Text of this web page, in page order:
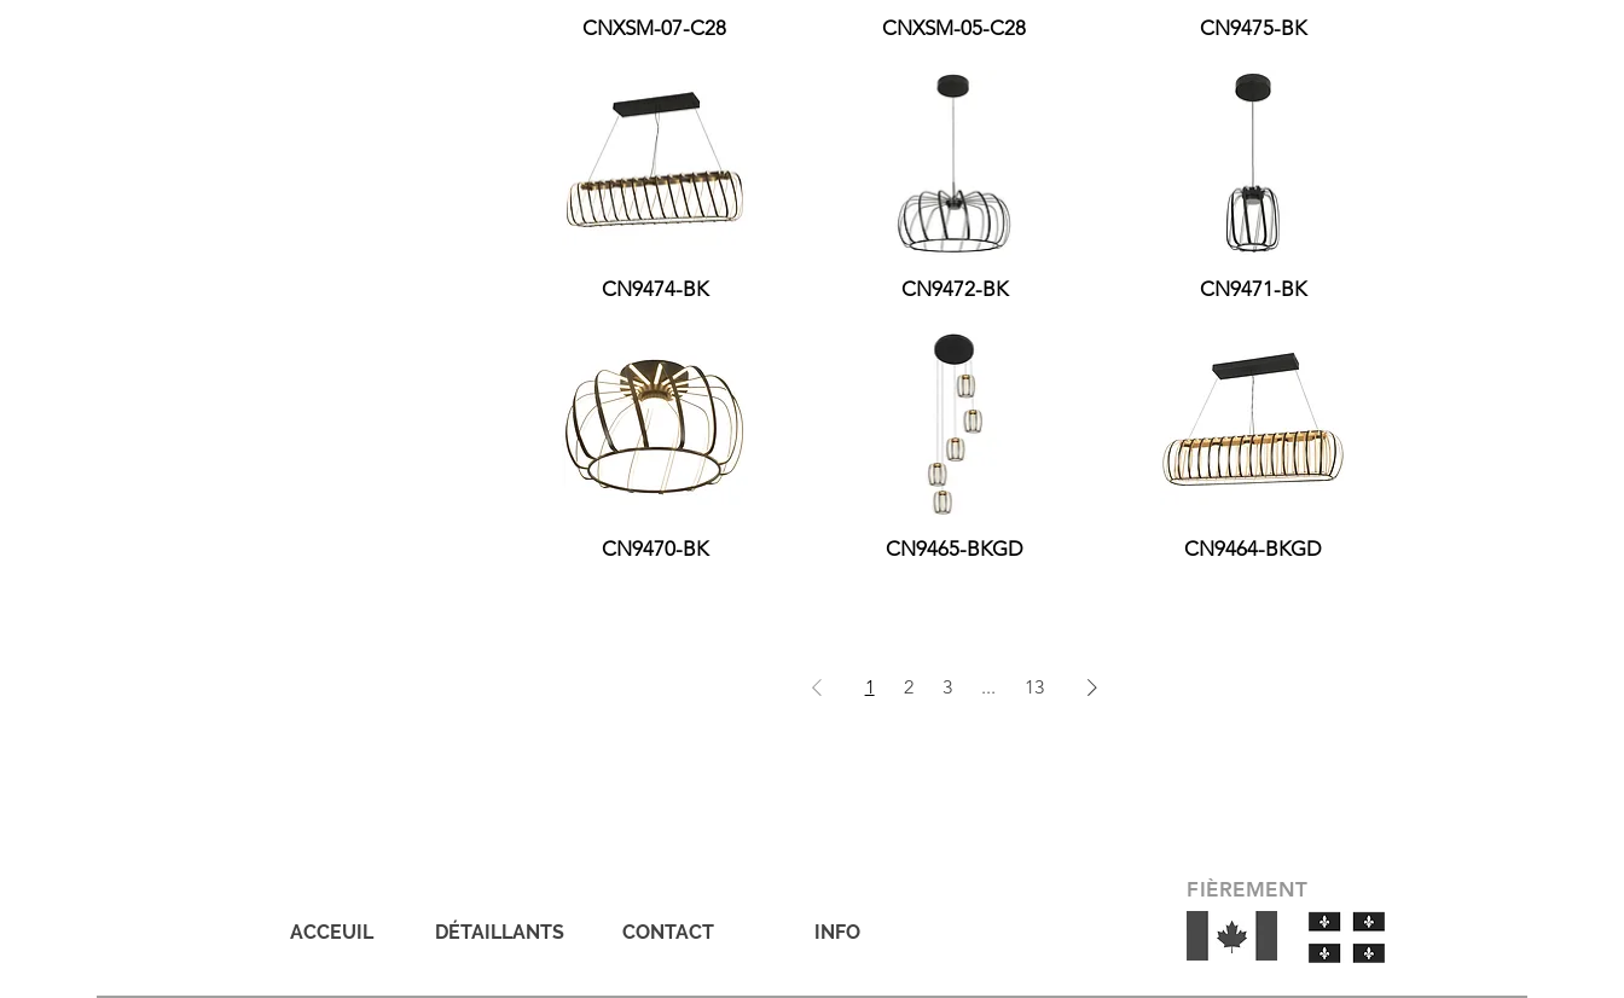
CNXSM-07-C28 CNXSM-05-C28 CN9475-BK
CN9474-BK CN9472-BK CN9471-BK
CN9470-BK CN9465-BKGD CN9464-BKGD
1 2 3 ... 13
FIÈREMENT
ACCEUIL DÉTAILLANTS CONTACT INFO